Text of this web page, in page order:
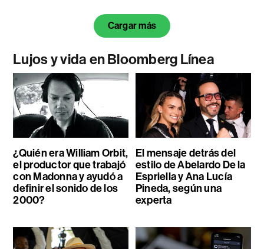
Cargar más
Lujos y vida en Bloomberg Línea
¿Quién era William Orbit,
el productor que trabajó
con Madonna y ayudó a
definir el sonido de los
2000?
El mensaje detrás del
estilo de Abelardo De la
Espriella y Ana Lucía
Pineda, según una
experta